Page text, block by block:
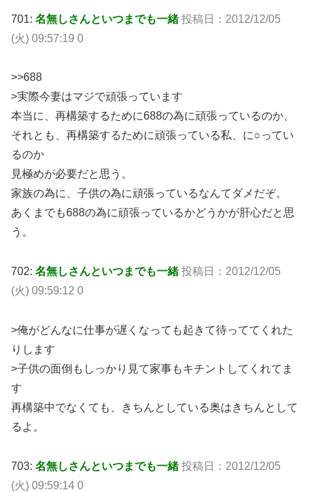
701: 名無しさんといつまでも一緒投稿日：2012/12/05
(火) 09:57:19 0
>>688
>実際今妻はマジで頑張っています
本当に、再構築するために688の為に頑張っているのか、
それとも、再構築するために頑張っている私、に○ってい
るのか
見極めが必要だと思う。
家族の為に、子供の為に頑張っているなんてダメだぞ。
あくまでも688の為に頑張っているかどうかが肝心だと思
う。
702: 名無しさんといつまでも一緒投稿日：2012/12/05
(火) 09:59:12 0
>俺がどんなに仕事が遅くなっても起きて待っててくれた
りします
>子供の面倒もしっかり見て家事もキチントしてくれてま
す
再構築中でなくても、きちんとしている奥はきちんとして
るよ。
703: 名無しさんといつまでも一緒投稿日：2012/12/05
(火) 09:59:14 0